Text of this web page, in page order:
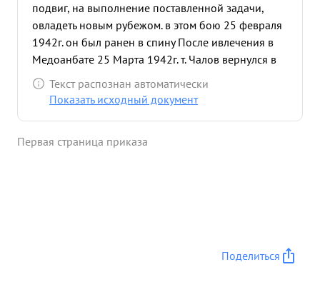
подвиг, на выполнение поставленной задачи,
овладеть новым рубежом. в этом бою 25 февраля
1942г. он был ранен в спину После ивлечения в
Медоанбате 25 Марта 1942г. т. Чалов вернулся в
строй Как верный сын Родины еще беспощаднее
стал громить врага. Будучи в разведке он не раз
Чалов своим поведением заслужил доверие
Текст распознан автоматически
Показать исходный документ
Первая страница приказа
Поделиться